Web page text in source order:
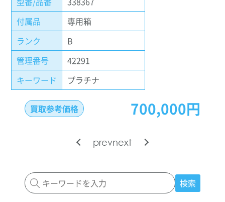
付属品
専用箱
ランク
B
管理番号
42291
キーワード
プラチナ
買取参考価格 700,000円
prevnext
検索